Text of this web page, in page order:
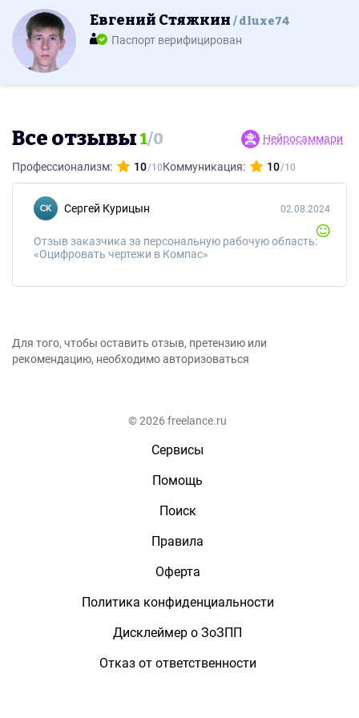
Евгений Стяжкин dluxe74
Паспорт верифицирован
Все отзывы1/0 Нейросаммари
Профессионализм: 10 Коммуникация: 10
Сергей Курицын
Отзыв заказчика за персональную рабочую область:
«Оцифровать чертежи в Компас»
02.08.2024
Для того, чтобы оставить отзыв, претензию или
рекомендацию, необходимо авторизоваться
© 2026 freelance.ru
Сервисы
Помощь
Поиск
Правила
Оферта
Политика конфиденциальности
Дисклеймер о ЗоЗПП
Отказ от ответственности